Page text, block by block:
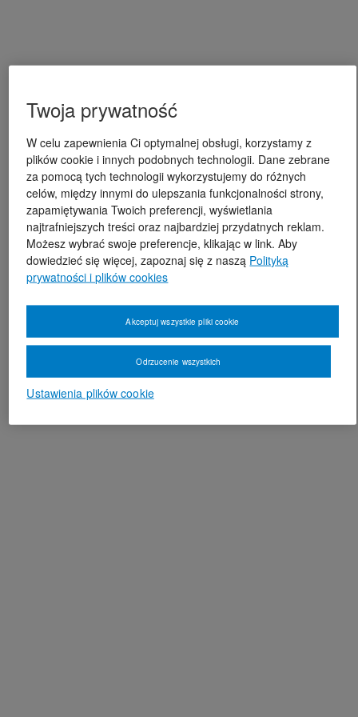
Twoja prywatność
W celu zapewnienia Ci optymalnej obsługi, korzystamy z
plików cookie i innych podobnych technologii. Dane zebrane
za pomocą tych technologii wykorzystujemy do różnych
celów, między innymi do ulepszania funkcjonalności strony,
zapamiętywania Twoich preferencji, wyświetlania
najtrafniejszych treści oraz najbardziej przydatnych reklam.
Możesz wybrać swoje preferencje, klikając w link. Aby
dowiedzieć się więcej, zapoznaj się z naszą Polityką
prywatności i plików cookies
Ustawienia plików cookie
Odrzucenie wszystkich
Akceptuj wszystkie pliki cookie